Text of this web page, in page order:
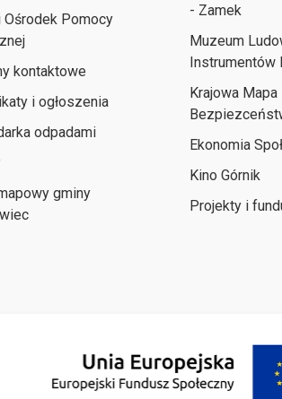
Pomocy
kontaktowe
i ogłoszenia
odpadami
gminy
- Zamek
Muzeum
Instrumentów
Krajowa
Ekonomia
Kino Górnik
Projekty i